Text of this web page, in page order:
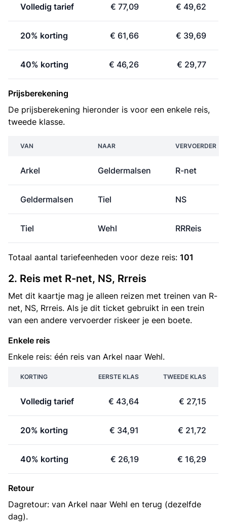
Volledig tarief € 77,09 € 49,62
20% korting € 61,66 € 39,69
40% korting € 46,26 € 29,77
Prijsberekening
De prijsberekening hieronder is voor een enkele reis,
tweede klasse.
VAN NAAR VERVOERDER
Arkel Geldermalsen R-net
Geldermalsen Tiel NS
Tiel Wehl RRReis
Totaal aantal tariefeenheden voor deze reis: 101
2. Reis met R-net, NS, Rrreis
Met dit kaartje mag je alleen reizen met treinen van R-
net, NS, Rrreis. Als je dit ticket gebruikt in een trein
van een andere vervoerder riskeer je een boete.
Enkele reis
Enkele reis: één reis van Arkel naar Wehl.
KORTING EERSTE KLAS TWEEDE KLAS
Volledig tarief € 43,64 € 27,15
20% korting € 34,91 € 21,72
40% korting € 26,19 € 16,29
Retour
Dagretour: van Arkel naar Wehl en terug (dezelfde
dag).